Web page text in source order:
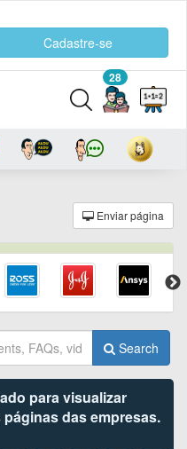
Cadastre-se
28
Enviar página
Search
para visualizar
das empresas.